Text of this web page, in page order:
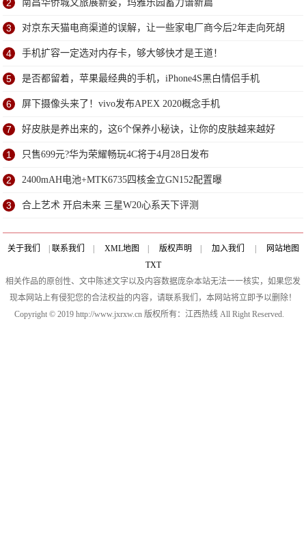
2 南昌华侨城文旅展新姿，玛雅乐园蓄力谱新篇
3 对京东天猫电商渠道的误解，让一些家电厂商今后2年走向死胡
同
4 手机扩容一定选对内存卡，够大够快才是王道！
5 是否都留着，苹果最经典的手机，iPhone4S黑白情侣手机
6 屏下摄像头来了！vivo发布APEX 2020概念手机
7 好皮肤是养出来的，这6个保养小秘诀，让你的皮肤越来越好
1 只售699元?华为荣耀畅玩4C将于4月28日发布
2 2400mAH电池+MTK6735四核金立GN152配置曝
3 合上艺术 开启未来 三星W20心系天下评测
关于我们 联系我们 XML地图 版权声明 加入我们
网站地图
TXT
相关作品的原创性、文中陈述文字以及内容数据庞杂本站无法一一核实，如果您发
现本网站上有侵犯您的合法权益的内容，请联系我们，本网站将立即予以删除！
Copyright © 2019 http://www.jxrxw.cn 版权所有：江西热线 All Right Reserved.